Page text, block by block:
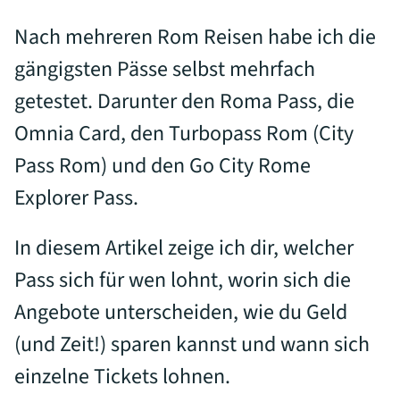
Nach mehreren Rom Reisen habe ich die
gängigsten Pässe selbst mehrfach
getestet. Darunter den Roma Pass, die
Omnia Card, den Turbopass Rom (City
Pass Rom) und den Go City Rome
Explorer Pass.
In diesem Artikel zeige ich dir, welcher
Pass sich für wen lohnt, worin sich die
Angebote unterscheiden, wie du Geld
(und Zeit!) sparen kannst und wann sich
einzelne Tickets lohnen.